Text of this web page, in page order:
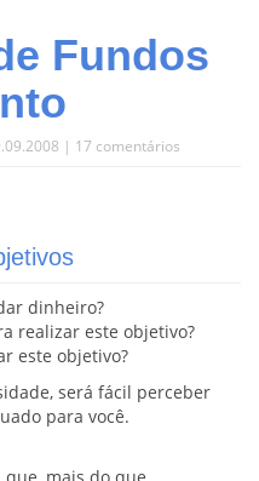
Fundos
| 17 comentários
dinheiro?
realizar este objetivo?
este objetivo?
será fácil perceber
para você.